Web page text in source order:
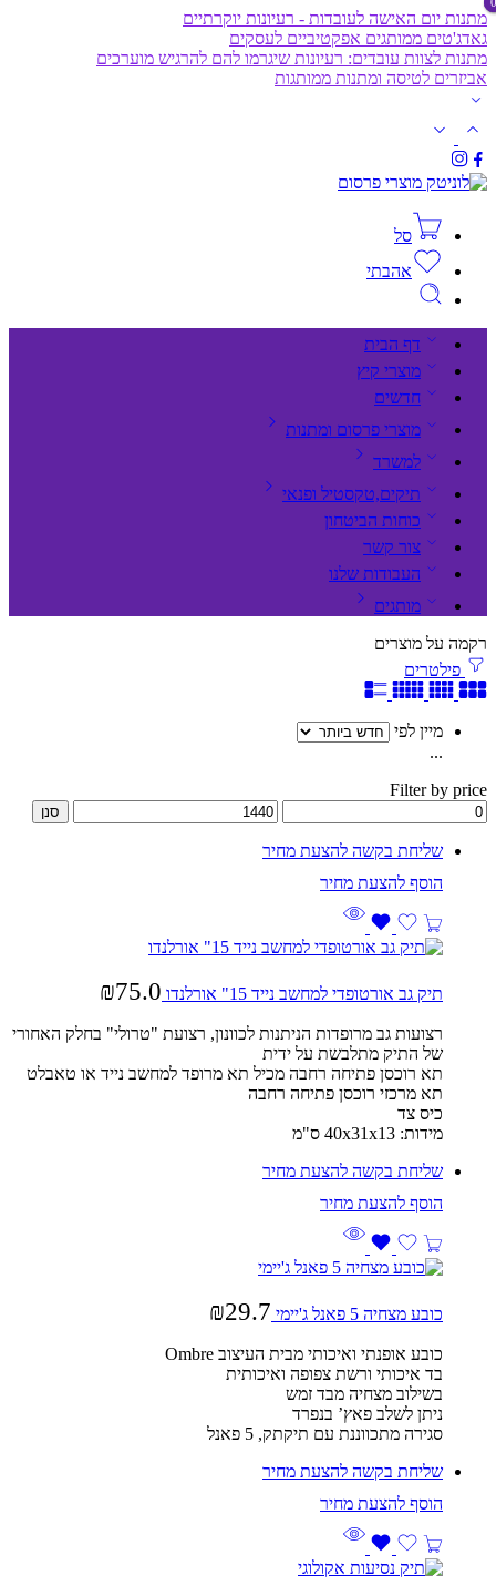
מתנות יום האישה לעובדות - רעיונות יוקרתיים
גאדג'טים ממותגים אפקטיביים לעסקים
מתנות לצוות עובדים: רעיונות שיגרמו להם להרגיש מוערכים
אביזרים לטיסה ומתנות ממותגות
סל
אהבתי
דף הבית
מוצרי קיץ
חדשים
מוצרי פרסום ומתנות
למשרד
תיקים,טקסטיל ופנאי
כוחות הביטחון
צור קשר
העבודות שלנו
מותגים
רקמה על מוצרים
פילטרים
מיין לפי
...
Filter by price
סנן
שליחת בקשה להצעת מחיר
תיק גב אורטופדי למחשב נייד 15" אורלנדו ₪75.0
רצועות גב מרופדות הניתנות לכוונון, רצועת "טרולי" בחלק האחורי
של התיק מתלבשת על ידית
תא רוכסן פתיחה רחבה מכיל תא מרופד למחשב נייד או טאבלט
תא מרכזי רוכסן פתיחה רחבה
כיס צד
מידות: 40x31x13 ס"מ
שליחת בקשה להצעת מחיר
כובע מצחיה 5 פאנל ג'יימי ₪29.7
כובע אופנתי ואיכותי מבית העיצוב Ombre
בד איכותי ורשת צפופה ואיכותית
בשילוב מצחיה מבד זמש
ניתן לשלב פאץ’ בנפרד
סגירה מתכווננת עם תיקתק, 5 פאנל
שליחת בקשה להצעת מחיר